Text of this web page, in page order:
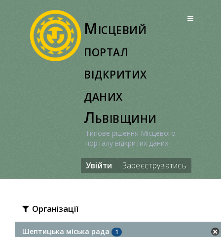
Місцевий
портал
відкритих
даних
Львівщини
Типове рішення Місцевого
порталу відкритих даних
Увійти Зареєструватись
Організації
Шептицька міська рада 1